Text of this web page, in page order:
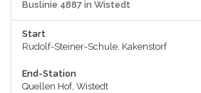
Buslinie 4887 in Wistedt
Start
Rudolf-Steiner-Schule, Kakenstorf
End-Station
Quellen Hof, Wistedt